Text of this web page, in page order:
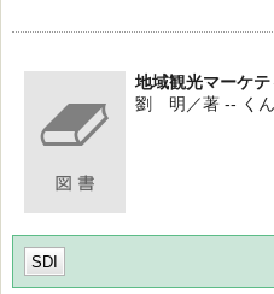
地域観光マーケ
劉 明／著 -- く
SDI